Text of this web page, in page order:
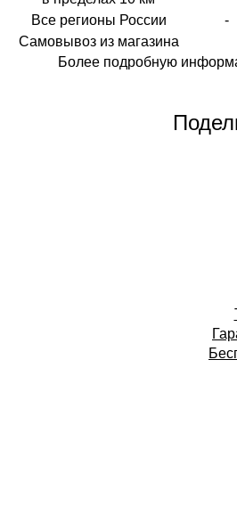
Все регионы России
-
Самовывоз из магазина
Более подробную